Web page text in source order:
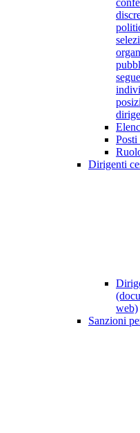
Dirigenti
web)
Sanzioni